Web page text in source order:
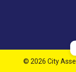
© 2026 City